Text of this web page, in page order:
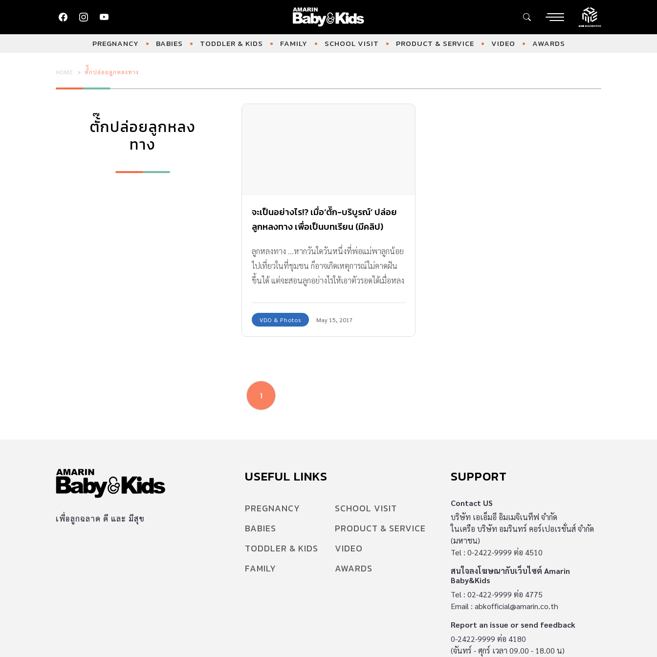
PREGNANCY BABIES TODDLER & KIDS FAMILY SCHOOL VISIT PRODUCT & SERVICE VIDEO AWARDS
HOME ตั้๊กปล่อยลูกหลงทาง
ตั้๊กปล่อยลูกหลง
ทาง
จะเป็นอย่างไร!? เมื่อ‘ตั๊ก-บริบูรณ์’ ปล่อย
ลูกหลงทาง เพื่อเป็นบทเรียน (มีคลิป)
ลูกหลงทาง ...หากวันใดวันหนึ่งที่พ่อแม่พาลูกน้อย
ไปเที่ยวในที่ชุมชน ก็อาจเกิดเหตุการณ์ไม่คาดฝัน
ขึ้นได้ แต่จะสอนลูกอย่างไรให้เอาตัวรอดได้เมื่อหลง
VDO & Photos May 15, 2017
1
เพื่อลูกฉลาด ดี และ มีสุข
USEFUL LINKS
PREGNANCY
BABIES
TODDLER & KIDS
FAMILY
SCHOOL VISIT
PRODUCT & SERVICE
VIDEO
AWARDS
SUPPORT
Contact US
บริษัท เอเอ็มอี อิมเมจิเนทีฟ จำกัด
ในเครือ บริษัท อมรินทร์ คอร์เปอเรชั่นส์ จำกัด
(มหาชน)
Tel : 0-2422-9999 ต่อ 4510
สนใจลงโฆษณากับเว็บไซต์ Amarin
Baby&Kids
Tel : 02-422-9999 ต่อ 4775
Email : abkofficial@amarin.co.th
Report an issue or send feedback
0-2422-9999 ต่อ 4180
(จันทร์ - ศุกร์ เวลา 09.00 - 18.00 น)